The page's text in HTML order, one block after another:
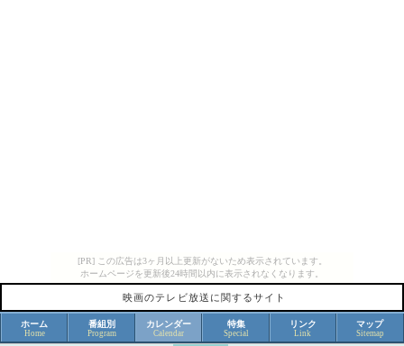
[PR] この広告は3ヶ月以上更新がないため表示されています。
ホームページを更新後24時間以内に表示されなくなります。
映画のテレビ放送に関するサイト
ホーム
Home
番組別
Program
カレンダー
Calendar
特集
Special
リンク
Link
マップ
Sitemap